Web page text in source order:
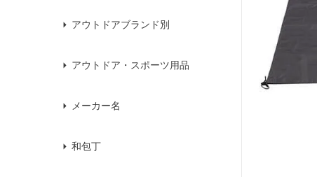
アウトドアブランド別
アウトドア・スポーツ用品
メーカー名
和包丁